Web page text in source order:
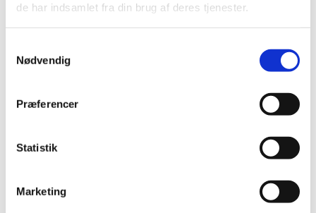
de har indsamlet fra din brug af deres tjenester.
Nødvendig
Præferencer
Statistik
Marketing
Du vil måske også kunne